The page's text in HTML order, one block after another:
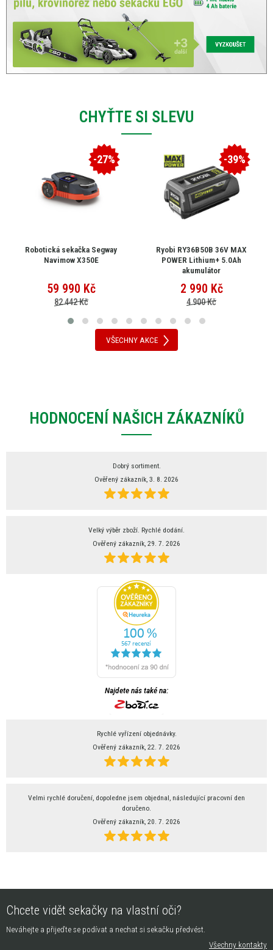
CHYŤTE SI SLEVU
-27%
Robotická sekačka Segway
Navimow X350E
59 990 Kč
82 442 Kč
-39%
Ryobi RY36B50B 36V MAX
POWER Lithium+ 5.0Ah
akumulátor
2 990 Kč
4 900 Kč
VŠECHNY AKCE
HODNOCENÍ NAŠICH ZÁKAZNÍKŮ
Dobrý sortiment.
Ověřený zákazník, 3. 8. 2026
Velký výběr zboží. Rychlé dodání.
Ověřený zákazník, 29. 7. 2026
Najdete nás také na:
Rychlé vyřízení objednávky.
Ověřený zákazník, 22. 7. 2026
Velmi rychlé doručení, dopoledne jsem objednal, následující pracovní den
doručeno.
Ověřený zákazník, 20. 7. 2026
Chcete vidět sekačky na vlastní oči?
Neváhejte a přijeďte se podívat a nechat si sekačku předvést.
Všechny kontakty